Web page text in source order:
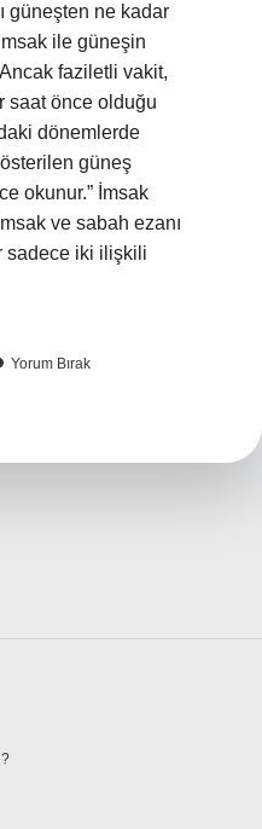
güneşten ne kadar
ile güneşin
Ancak faziletli vakit,
saat önce olduğu
dönemlerde
güneş
okunur.” İmsak
ve sabah ezanı
sadece iki ilişkili
Yorum Bırak